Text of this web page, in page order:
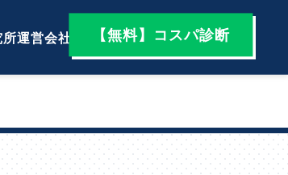
運営会社 【無料】コスパ診断